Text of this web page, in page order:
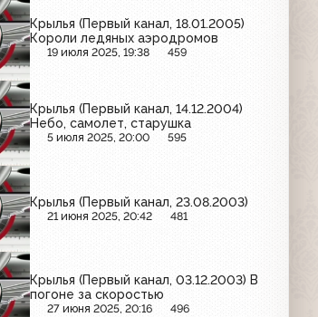
Крылья (Первый канал, 18.01.2005)
Короли ледяных аэродромов
19 июля 2025, 19:38 459
Крылья (Первый канал, 14.12.2004)
Небо, самолет, старушка
5 июля 2025, 20:00 595
Крылья (Первый канал, 23.08.2003)
21 июня 2025, 20:42 481
Крылья (Первый канал, 03.12.2003) В
погоне за скоростью
27 июня 2025, 20:16 496